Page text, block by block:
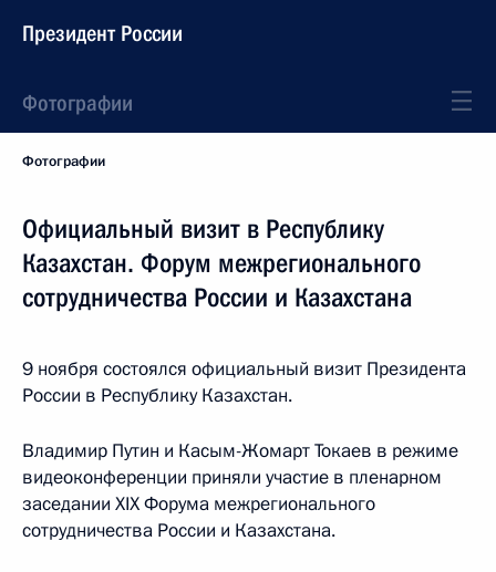
Президент России
Фотографии
Фотографии
Официальный визит в Республику
Казахстан. Форум межрегионального
сотрудничества России и Казахстана
9 ноября состоялся официальный визит Президента
России в Республику Казахстан.
Владимир Путин и Касым-Жомарт Токаев в режиме
видеоконференции приняли участие в пленарном
заседании ХIX Форума межрегионального
сотрудничества России и Казахстана.